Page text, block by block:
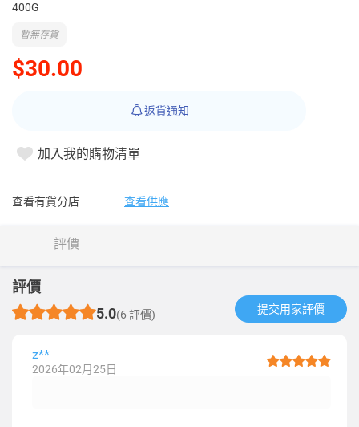
400G
$30.00
暫無存貨
返貨通知
加入我的購物清單
查看有貨分店 查看供應
評價
評價
5.0(6 評價) 提交用家評價​
z**
2026年02月25日